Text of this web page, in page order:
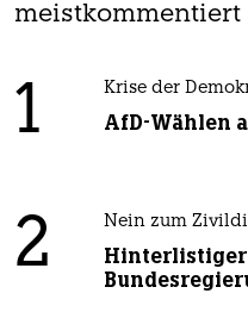
meistkommentiert
1 Krise der
AfD-Wählen
2 Nein zum